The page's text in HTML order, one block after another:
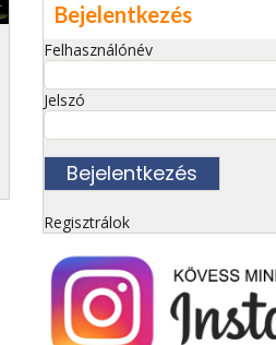
Bejelentkezés
Felhasználónév
Jelszó
Regisztrálok